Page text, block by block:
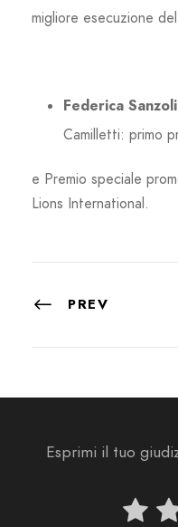
migliore esecuzione
Federica
Camilletti: primo
e Premio speciale
Lions International.
PREV
Esprimi il tuo